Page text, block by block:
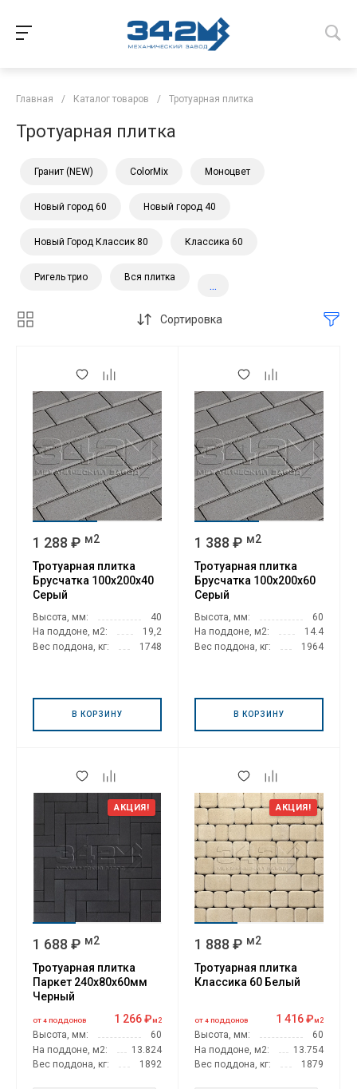
Главная / Каталог товаров / Тротуарная плитка
Тротуарная плитка
Гранит (NEW) ColorMix Моноцвет
Новый город 60 Новый город 40
Новый Город Классик 80 Классика 60
Ригель трио Вся плитка
...
Сортировка
1 288 ₽ м2
Тротуарная плитка
Брусчатка 100х200х40
Серый
Высота, мм:
40
На поддоне, м2:
19,2
Вес поддона, кг:
1748
В КОРЗИНУ
1 388 ₽ м2
Тротуарная плитка
Брусчатка 100х200х60
Серый
Высота, мм:
60
На поддоне, м2:
14.4
Вес поддона, кг:
1964
В КОРЗИНУ
АКЦИЯ!
1 688 ₽ м2
Тротуарная плитка
Паркет 240x80x60мм
Черный
ОТ 4 ПОДДОНОВ 1 266 ₽м2
Высота, мм:
60
На поддоне, м2:
13.824
Вес поддона, кг:
1892
АКЦИЯ!
1 888 ₽ м2
Тротуарная плитка
Классика 60 Белый
ОТ 4 ПОДДОНОВ 1 416 ₽м2
Высота, мм:
60
На поддоне, м2:
13.754
Вес поддона, кг:
1879